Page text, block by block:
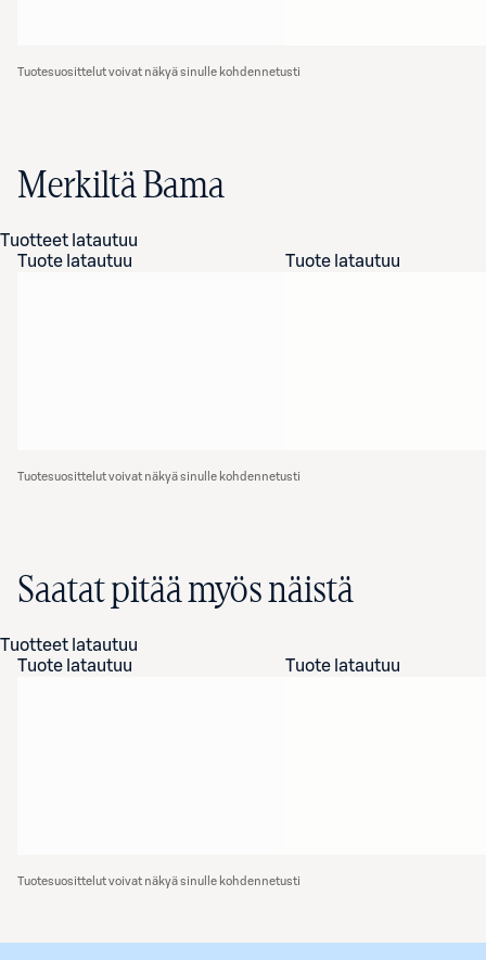
Tuotesuosittelut voivat näkyä sinulle kohdennetusti
Merkiltä Bama
Tuotteet latautuu
Tuote latautuu
Tuote latautuu
Tuotesuosittelut voivat näkyä sinulle kohdennetusti
Saatat pitää myös näistä
Tuotteet latautuu
Tuote latautuu
Tuote latautuu
Tuotesuosittelut voivat näkyä sinulle kohdennetusti